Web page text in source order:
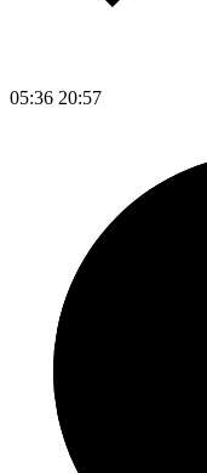
05:36 20:57